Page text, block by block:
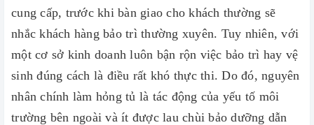
cung cấp, trước khi bàn giao cho khách thường sẽ
nhắc khách hàng bảo trì thường xuyên. Tuy nhiên, với
một cơ sở kinh doanh luôn bận rộn việc bảo trì hay vệ
sinh đúng cách là điều rất khó thực thi. Do đó, nguyên
nhân chính làm hỏng tủ là tác động của yếu tố môi
trường bên ngoài và ít được lau chùi bảo dưỡng dẫn